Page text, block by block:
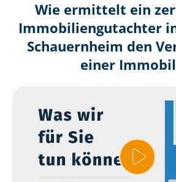
Wie ermittelt ein
Immobilien­gutachter
Schauernheim den
einer